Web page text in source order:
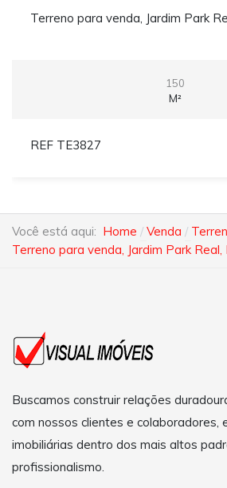
Terreno para venda, Jardim Park
150
M²
REF TE3827
Você está aqui: Home Venda
Terreno para venda, Jardim Park
Buscamos construir relações
com nossos clientes e colaboradores,
imobiliárias dentro dos mais altos
profissionalismo.